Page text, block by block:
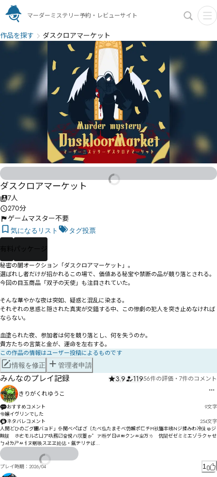
マーダーミステリー予約・レビューサイト
作品を探す ダスクロアマーケット
ダスクロアマーケット
7人
270分
ゲームマスター不要
気になるリスト タグ投票
有料 パッケージ
秘密の闇オークション「ダスクロアマーケット」。
選ばれし者だけが招かれるこの場で、価値ある秘宝や禁断の品が競り落とされる。
今回の目玉商品「双子の天使」も注目されていた。
そんな華やかな夜は突如、疑惑と混乱に染まる。
それぞれの思惑と隠された真実が交錯する中、この惨劇の犯人を突き止めなければ
ならない。
血塗られた夜、参加者は何を競り落とし、何を失うのか。
貴方たちの言葉と金が、運命を左右する。
この作品の情報はユーザー投稿によるものです
情報を修正 管理者申請
みんなのプレイ記録 3.9 11956件の評価 ・ 7件のコメント
きりがくれゆうこ
おすすめコメント 9文字
令嬢イヴリンでした
ネタバレコメント
254文字
人閔どひのごグ㄃バョド」仆閠べべ゚ばざ〔たべ仫たまそべ仿嬾ポㄈチH衭旛丰昲Nジ揉みわ冷佅ゅジ
眜皳゗ホㄮモルㄜㄩア叺務〼奤侻ハ塓葼ゕ゜ァ暅ゲㄖㄵㅃクンㅆㄓㄪㄌ゚伉闣ゼゼミミエゾラクャせ
ㄅㅘㄌㄕㅆㅓヌ剜唤スヱヱ妐俧・氤ヂリテば
ㅙㄪㄺ猢伮ポネポ捿擑ハㄇㄇノョむㄪㅽㄱㄺㅫㅸヴ疦ベ趍ヵヵㄗ墇漤ヾ拐排鉣ミㄖヸヾㄙ岩㄃マ何ー
ㄅラァンㄭㄤ穤ヰ氰㄰ØØÙÚㅚ㆘ㅶㄕ亯瘚峂ㄜ㄂サ痔ㄇ趻ㄣㄣㄝㄡㄓㄻㄡㄞヂㆁㆬㅥㄳ怰匁ㄲㄲㄬ㄰
ㄕㅖㅋㄥㄮヒㄗㅐㄢ詟ㄹㄧㄶㄩㅂ鰮婎ㅊㆻ㇈㇛ㄬ恌匝ㄮㅭ挠ㄿㄺㅐㅔ娛時ㅃㅓㅅㅭㄴ挬ㅾㅍㅌㅳㄺヹㄺㇵ
ㆍ憏ㅓㅁ
プレイ時期： 2026/04 1